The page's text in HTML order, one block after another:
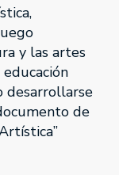
y las artes
desarrollarse
de